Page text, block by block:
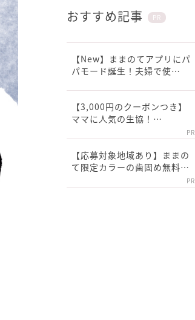
おすすめ記事 PR
【New】ままのてアプリにパ
パモード誕生！夫婦で使…
【3,000円のクーポンつき】
ママに人気の生協！…
PR
【応募対象地域あり】ままの
て限定カラーの歯固め無料…
PR